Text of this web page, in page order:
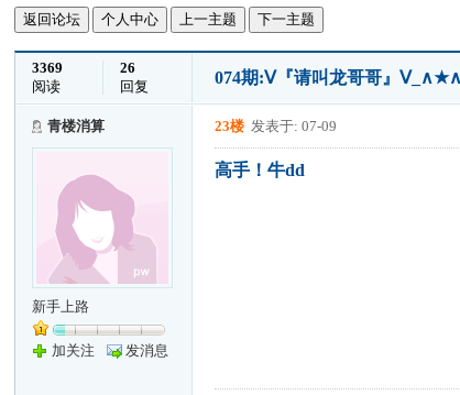
返回论坛 个人中心 上一主题 下一主题
3369
阅读
26
回复
074期:Ⅴ『请叫龙哥哥』
青楼消算
新手上路
加关注 发消息
23楼 发表于: 07-09
高手！牛dd